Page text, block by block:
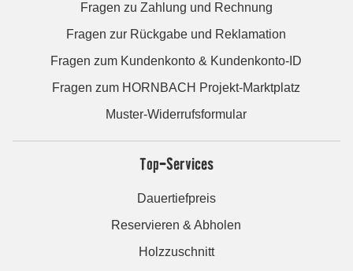
Fragen zu Zahlung und Rechnung
Fragen zur Rückgabe und Reklamation
Fragen zum Kundenkonto & Kundenkonto-ID
Fragen zum HORNBACH Projekt-Marktplatz
Muster-Widerrufsformular
Top-Services
Dauertiefpreis
Reservieren & Abholen
Holzzuschnitt